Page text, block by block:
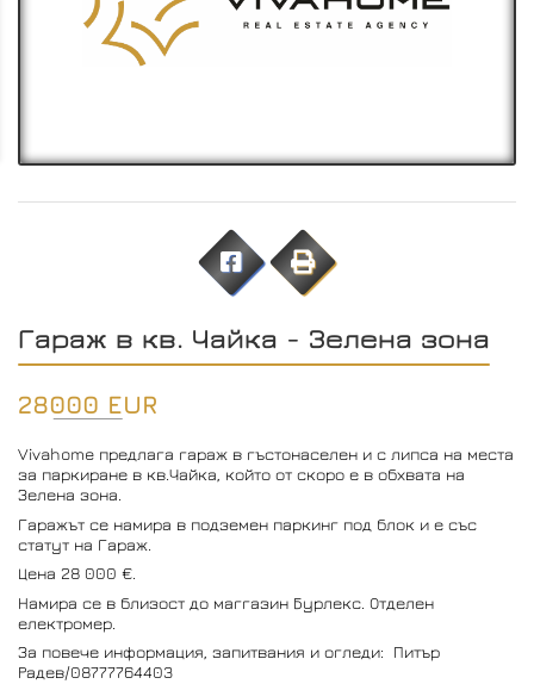
Гараж в кв. Чайка - Зелена зона
28000 EUR
Vivahome предлага гараж в гъстонаселен и с липса на места
за паркиране в кв.Чайка, който от скоро е в обхвата на
Зелена зона.
Гаражът се намира в подземен паркинг под блок и е със
статут на Гараж.
Цена 28 000 €.
Намира се в близост до маггазин Бурлекс. Отделен
електромер.
За повече информация, запитвания и огледи: Питър
Радев/08777764403